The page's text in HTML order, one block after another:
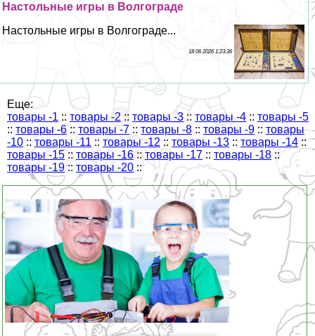
Настольные игры в Волгограде
Настольные игры в Волгограде...
18 06 2026 1:23:36
Еще:
товары -1 :: товары -2 :: товары -3:: товары -4 :: товары -5
:: товары -6 :: товары -7 :: товары -8 :: товары -9 :: товары
-10 :: товары -11 :: товары -12 :: товары -13 :: товары -14 ::
товары -15 :: товары -16 ::товары -17 :: товары -18 ::
товары -19 :: товары -20 ::